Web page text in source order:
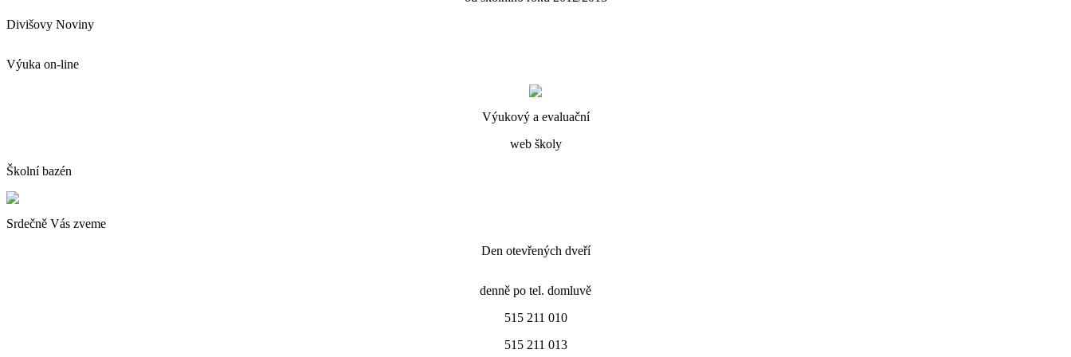
Divišovy Noviny
Výuka on-line
Výukový a evaluační
web školy
Školní bazén
Srdečně Vás zveme
Den otevřených dveří
denně po tel. domluvě
515 211 010
515 211 013